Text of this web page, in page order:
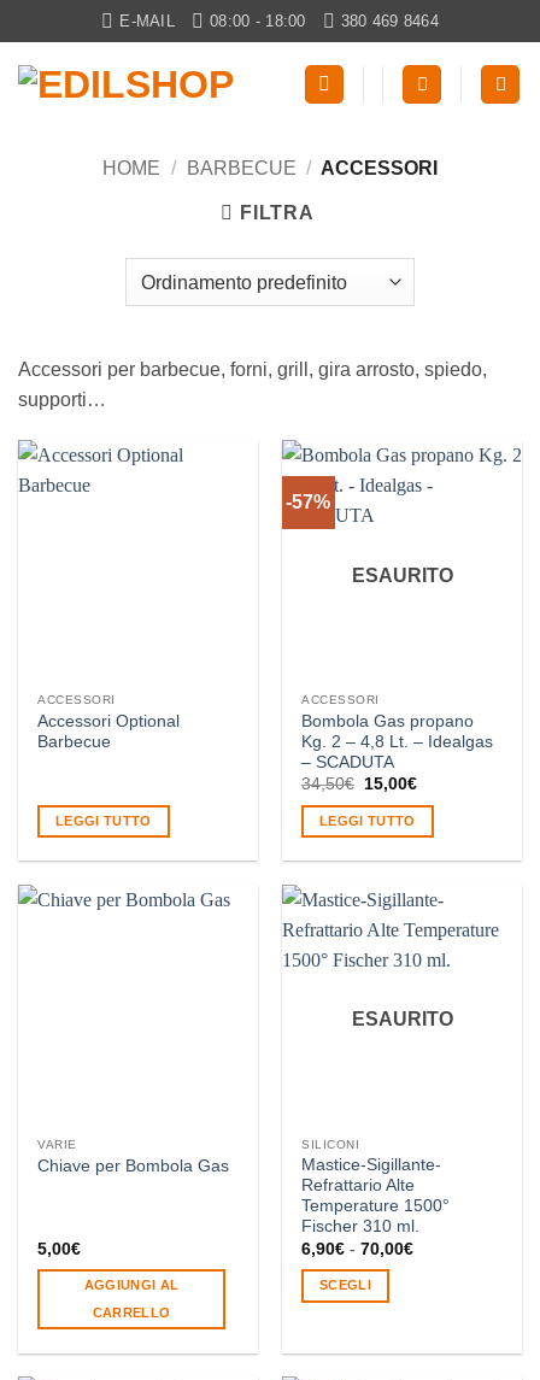
ai
contenuti
E-MAIL 08:00 - 18:00 380 469 8464
HOME / BARBECUE / ACCESSORI
FILTRA
Accessori per barbecue, forni, grill, gira arrosto, spiedo,
supporti…
ACCESSORI
Accessori Optional
Barbecue
LEGGI TUTTO
-57%
ESAURITO
ACCESSORI
Bombola Gas propano
Kg. 2 – 4,8 Lt. – Idealgas
– SCADUTA
34,50€ Il
originale
era:
15,00€Il
LEGGI TUTTO
VARIE
Chiave per Bombola Gas
5,00€
AGGIUNGI AL
CARRELLO
ESAURITO
SILICONI
Mastice-Sigillante-
Refrattario Alte
Temperature 1500°
Fischer 310 ml.
6,90€ - 70,00€Fascia
SCEGLI